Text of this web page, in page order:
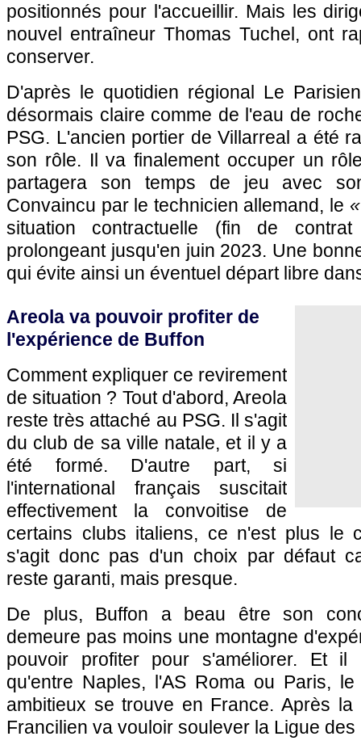
positionnés pour l'accueillir. Mais les
nouvel entraîneur Thomas Tuchel, ont
conserver.
D'après le quotidien régional Le
désormais claire comme de l'eau de
PSG. L'ancien portier de Villarreal a été
son rôle. Il va finalement occuper un
partagera son temps de jeu avec
Convaincu par le technicien allemand, le
situation contractuelle (fin de
prolongeant jusqu'en juin 2023. Une
qui évite ainsi un éventuel départ libre
Areola va pouvoir profiter de
l'expérience de Buffon
Comment expliquer ce revirement
de situation ? Tout d'abord, Areola
reste très attaché au PSG. Il s'agit
du club de sa ville natale, et il y a
été formé. D'autre part, si
l'international français suscitait
effectivement la convoitise de
certains clubs italiens, ce n'est plus le
s'agit donc pas d'un choix par défaut
reste garanti, mais presque.
De plus, Buffon a beau être son
demeure pas moins une montagne
pouvoir profiter pour s'améliorer. Et
qu'entre Naples, l'AS Roma ou Paris,
ambitieux se trouve en France. Après
Francilien va vouloir soulever la Ligue